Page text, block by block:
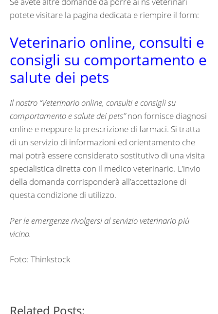
potete visitare la pagina dedicata e riempire il form:
Veterinario online, consulti e
consigli su comportamento e
salute dei pets
Il nostro “Veterinario online, consulti e consigli su
comportamento e salute dei pets”non fornisce diagnosi
online e neppure la prescrizione di farmaci. Si tratta
di un servizio di informazioni ed orientamento che
mai potrà essere considerato sostitutivo di una visita
specialistica diretta con il medico veterinario. L’invio
della domanda corrisponderà all’accettazione di
questa condizione di utilizzo.
Per le emergenze rivolgersi al servizio veterinario più
vicino.
Foto: Thinkstock
Related Posts: